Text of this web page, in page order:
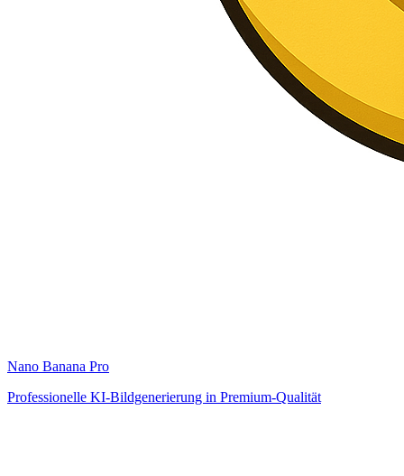
Nano Banana Pro
Professionelle KI-Bildgenerierung in Premium-Qualität